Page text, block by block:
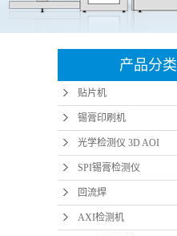
产品分类
贴片机
锡膏印刷机
光学检测仪 3D AOI
SPI锡膏检测仪
回流焊
AXI检测机